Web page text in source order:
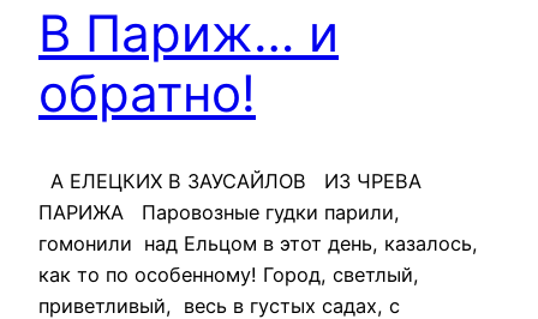
В Париж… и
обратно!
А ЕЛЕЦКИХ В ЗАУСАЙЛОВ ИЗ ЧРЕВА
ПАРИЖА Паровозные гудки парили,
гомонили над Ельцом в этот день, казалось,
как то по особенному! Город, светлый,
приветливый, весь в густых садах, с